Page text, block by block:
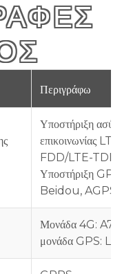
Περιγράφω
Υποστήριξη
επικοινωνίας
FDD/LTE-TDD,
Υποστήριξη GPS,
Beidou, AGPS,
Μονάδα 4G:
μονάδα GPS: